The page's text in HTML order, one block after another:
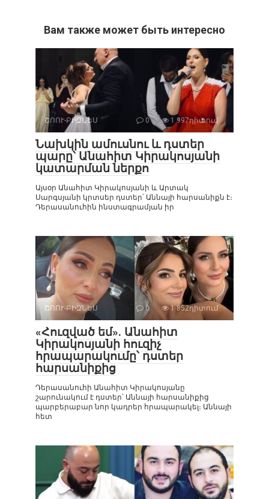
Вам также может быть интересно
ՇՈՈՒ-ԲԻԶՆԵՍ 0 1 997դիտում
Նախկին ամուսնու և դստեր
պարը՝ Անահիտ Կիրակոսյանի
կատարման ներքո
Այսօր Անահիտ Կիրակոսյանի և Արտակ
Սարգսյանի կրտսեր դստեր՝ Աննայի հարսանիքն է։
Դերասանուհին ինստագրամյան իր
ՇՈՈՒ-ԲԻԶՆԵՍ 0 1 852դիտում
«Հուզված եմ». Անահիտ
Կիրակոսյանի հուզիչ
հրապարակումը՝ դստեր
հարսանիքից
Դերասանուհի Անահիտ Կիրակոսյանը
շարունակում է դստեր՝ Աննայի հարսանիքից
պարբերաբար նոր կադրեր հրապարակել։ Աննայի
հետ